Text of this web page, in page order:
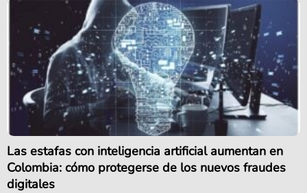
Las estafas con inteligencia artificial aumentan en
Colombia: cómo protegerse de los nuevos fraudes
digitales